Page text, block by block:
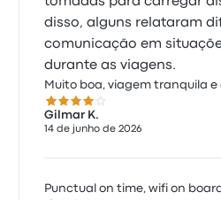
disso, alguns relataram
comunicação em
durante as viagens.
Muito boa, viagem tranquila
4.0 de 5 estrelas
Gilmar K.
14 de junho de 2026
Punctual on time, wifi on